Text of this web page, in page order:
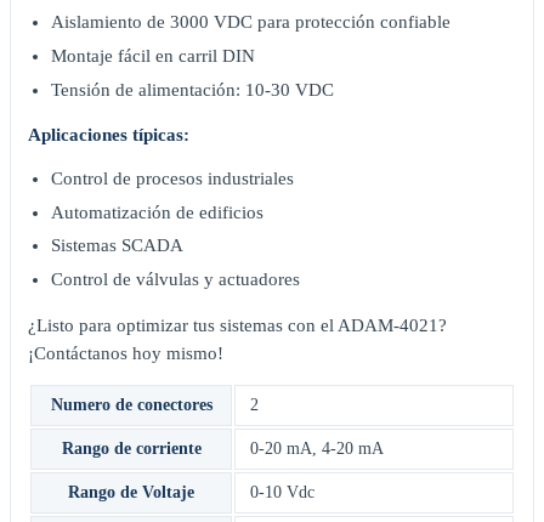
Aislamiento de 3000 VDC para protección confiable
Montaje fácil en carril DIN
Tensión de alimentación: 10-30 VDC
Aplicaciones típicas:
Control de procesos industriales
Automatización de edificios
Sistemas SCADA
Control de válvulas y actuadores
¿Listo para optimizar tus sistemas con el ADAM-4021?
¡Contáctanos hoy mismo!
Numero de conectores 2
Rango de corriente 0-20 mA, 4-20 mA
Rango de Voltaje 0-10 Vdc